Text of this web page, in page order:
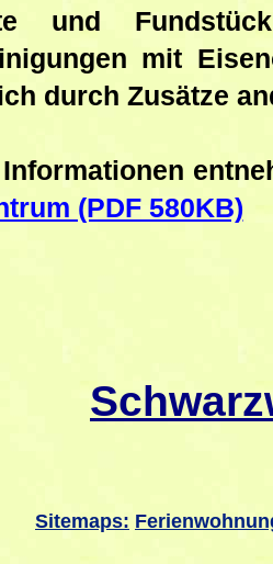
und
mit
durch Zusätze
(PDF 580KB)
Sitemaps: